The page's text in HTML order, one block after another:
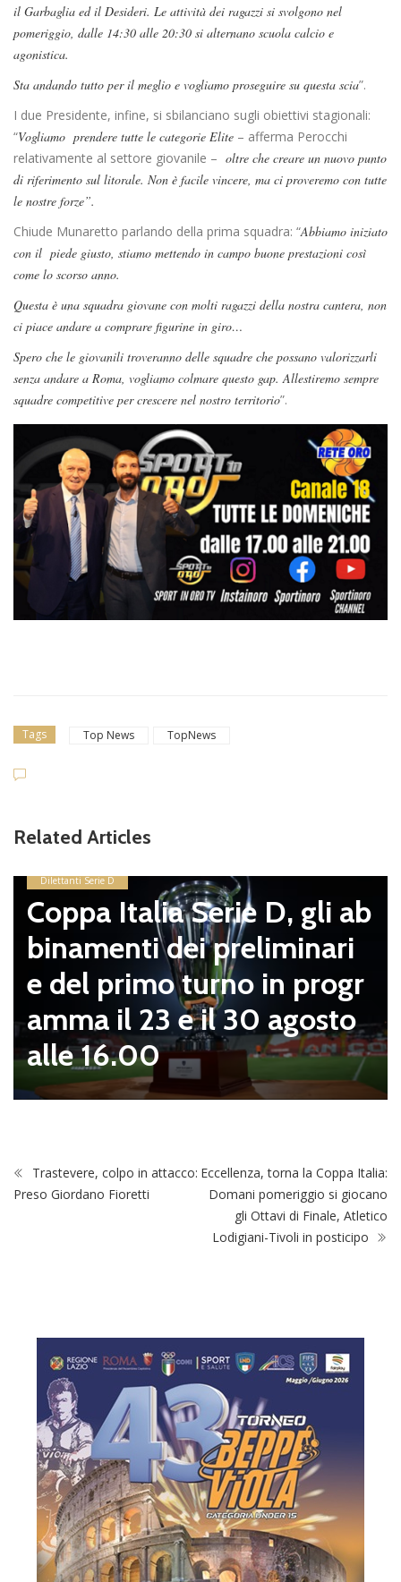
il Garbaglia ed il Desideri. Le attività dei ragazzi si svolgono nel
pomeriggio, dalle 14:30 alle 20:30 si alternano scuola calcio e
agonistica.
Sta andando tutto per il meglio e vogliamo proseguire su questa scia”.
I due Presidente, infine, si sbilanciano sugli obiettivi stagionali:
“Vogliamo prendere tutte le categorie Elite – afferma Perocchi
relativamente al settore giovanile – oltre che creare un nuovo punto
di riferimento sul litorale. Non è facile vincere, ma ci proveremo con tutte
le nostre forze”.
Chiude Munaretto parlando della prima squadra: “Abbiamo iniziato
con il piede giusto, stiamo mettendo in campo buone prestazioni così
come lo scorso anno.
Questa è una squadra giovane con molti ragazzi della nostra cantera, non
ci piace andare a comprare figurine in giro…
Spero che le giovanili troveranno delle squadre che possano valorizzarli
senza andare a Roma, vogliamo colmare questo gap. Allestiremo sempre
squadre competitive per crescere nel nostro territorio”.
Tags Top News TopNews
Related Articles
D
Italia Serie D, gli ab
dei preliminari
primo turno in progr
il 23 e il 30 agosto
ello
zei
Trastevere, colpo in attacco:
Preso Giordano Fioretti
Eccellenza, torna la Coppa Italia:
Domani pomeriggio si giocano
gli Ottavi di Finale, Atletico
Lodigiani-Tivoli in posticipo